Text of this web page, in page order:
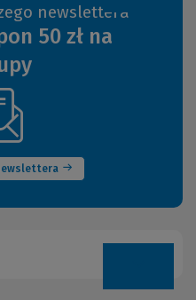
newslettera
50 zł na
(Nowe